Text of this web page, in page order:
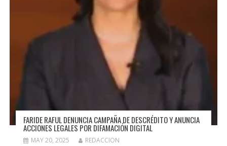
FARIDE RAFUL DENUNCIA CAMPAÑA DE DESCRÉDITO Y ANUNCIA
ACCIONES LEGALES POR DIFAMACIÓN DIGITAL
MAY 20, 2025 REDACCION